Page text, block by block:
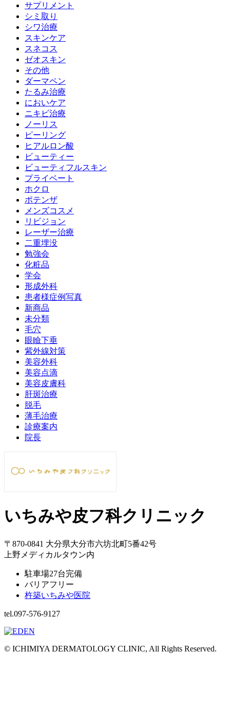
サプリメント
シミ取り
シワ治療
スキンケア
スネコス
ゼオスキン
その他
ダーマペン
たるみ治療
においケア
ニキビ治療
ノーリス
ピーリング
ヒアルロン酸
ビューティー
ビューティフルスキン
プライベート
ホクロ
ポテンザ
メンズコスメ
リビジョン
レーザー治療
二重埋没
勉強会
化粧品
学会
形成外科
患者様症例写真
新商品
未分類
毛穴
眼瞼下垂
紫外線対策
美容外科
美容点滴
美容皮膚科
肝斑治療
脱毛
薄毛治療
診療案内
院長
いちみや皮フ科クリニック
〒870-0841 大分県大分市六坊北町5番42号
上野メディカルタウン内
駐車場27台完備
バリアフリー
杵築いちみや医院
tel.097-576-9127
© ICHIMIYA DERMATOLOGY CLINIC, All Rights Reserved.